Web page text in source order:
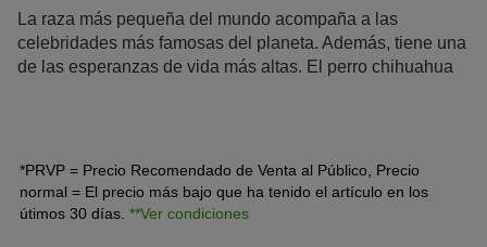
La raza más pequeña del mundo acompaña a las
celebridades más famosas del planeta. Además, tiene una
de las esperanzas de vida más altas. El perro chihuahua
*PRVP = Precio Recomendado de Venta al Público, Precio
normal = El precio más bajo que ha tenido el artículo en los
útimos 30 días. **Ver condiciones